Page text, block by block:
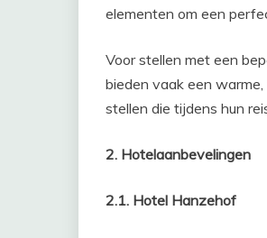
elementen om een
Voor stellen met een
bieden vaak een
stellen die tijdens hun
2. Hotelaanbevelingen
2.1. Hotel Hanzehof